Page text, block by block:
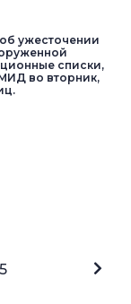
ужесточении
списки,
во вторник,
5